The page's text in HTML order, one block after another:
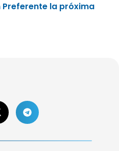
Preferente la próxima